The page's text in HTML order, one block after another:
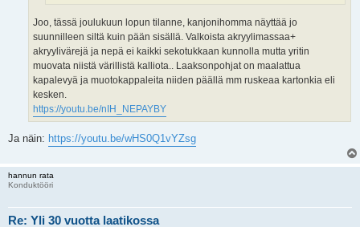
Joo, tässä joulukuun lopun tilanne, kanjonihomma näyttää jo
suunnilleen siltä kuin pään sisällä. Valkoista akryylimassaa+
akryylivärejä ja nepä ei kaikki sekotukkaan kunnolla mutta yritin
muovata niistä värillistä kalliota.. Laaksonpohjat on maalattua
kapalevyä ja muotokappaleita niiden päällä mm ruskeaa kartonkia eli
kesken.
https://youtu.be/nIH_NEPAYBY
Ja näin: https://youtu.be/wHS0Q1vYZsg
hannun rata
Konduktööri
Re: Yli 30 vuotta laatikossa